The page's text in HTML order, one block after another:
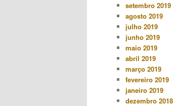
setembro 2019
agosto 2019
julho 2019
junho 2019
maio 2019
abril 2019
março 2019
fevereiro 2019
janeiro 2019
dezembro 2018